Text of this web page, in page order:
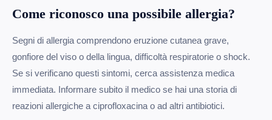
Come riconosco una possibile allergia?
Segni di allergia comprendono eruzione cutanea grave,
gonfiore del viso o della lingua, difficoltà respiratorie o shock.
Se si verificano questi sintomi, cerca assistenza medica
immediata. Informare subito il medico se hai una storia di
reazioni allergiche a ciprofloxacina o ad altri antibiotici.